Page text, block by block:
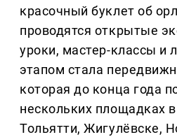
красочный буклет об
проводятся открытые
уроки, мастер-классы и
этапом стала
которая до конца года
нескольких площадках
Тольятти, Жигулёвске,